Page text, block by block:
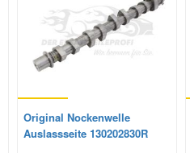
Original Nockenwelle
Auslassseite 130202830R